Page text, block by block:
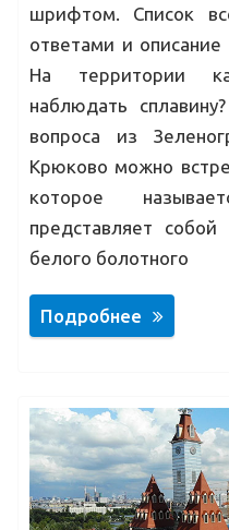
шрифтом. Список
ответами и
На территории
наблюдать
вопроса из
Крюково можно
которое
представляет
белого болотного
Подробнее